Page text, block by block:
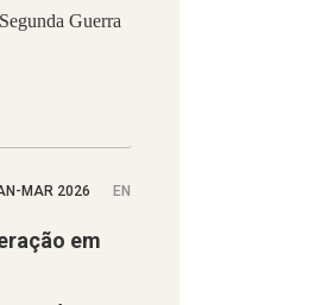
Guerra
MAR 2026 EN
em